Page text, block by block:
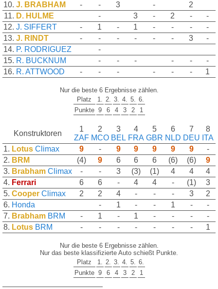
10. J. BRABHAM - - 3 -
2
11. D. HULME - 3 - 2 -
-
12. J. SIFFERT - 1 - 1 - - -
-
13. J. RINDT - - - - - - 3
-
14. P. RODRIGUEZ
-
15. R. BUCKNUM - - - - -
-
16. R. ATTWOOD - - - - - - 1
Nur die beste 6 Ergebnisse zählen.
Platz
1. 2. 3. 4. 5. 6.
Punkte 9 6 4 3 2 1
Konstruktoren
1
ZAF
2
MCO
3
BEL
4
FRA
5
GBR
6
NLD
7
DEU
8
ITA
1. Lotus Climax 9 - 9 9 9 9 9
-
2. BRM (4) 9 6 6 6 (6) (6)
9
3. Brabham Climax - - 3 (3) (1) 4 4
4
4. Ferrari 6 6 - 4 4 - (1)
3
5. Cooper Climax 2 2 4 - - - 3
2
6. Honda - 1 - - 1 -
-
7. Brabham BRM - 1 - 1 - - -
-
8. Lotus BRM - - - - - - - 1
Nur die beste 6 Ergebnisse zählen.
Nur das beste klassifizierte Auto schießt Punkte.
Platz
1. 2. 3. 4. 5. 6.
Punkte 9 6 4 3 2 1